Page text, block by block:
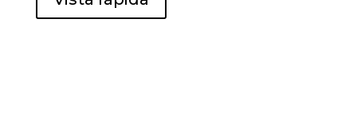
desde